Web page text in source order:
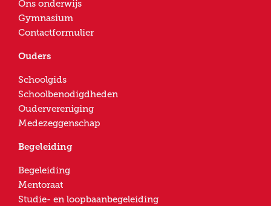
Ons onderwijs
Gymnasium
Contactformulier
Ouders
Schoolgids
Schoolbenodigdheden
Oudervereniging
Medezeggenschap
Begeleiding
Begeleiding
Mentoraat
Studie- en loopbaanbegeleiding